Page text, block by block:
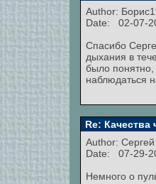
Author:
Date: 02-07-
Спасибо
дыхания в
было
наблюдаться
Re: Качества
Author:
Date: 07-29-
Немного о